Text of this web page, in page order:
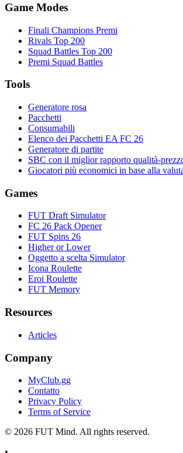
Game Modes
Finali Champions Premi
Rivals Top 200
Squad Battles Top 200
Premi Squad Battles
Tools
Generatore rosa
Pacchetti
Consumabili
Elenco dei Pacchetti EA FC 26
Generatore di partite
SBC con il miglior rapporto qualità-
Giocatori più economici in base alla
Games
FUT Draft Simulator
FC 26 Pack Opener
FUT Spins 26
Higher or Lower
Oggetto a scelta Simulator
Icona Roulette
Eroi Roulette
FUT Memory
Resources
Articles
Company
MyClub.gg
Contatto
Privacy Policy
Terms of Service
© 2026 FUT Mind. All rights reserved.